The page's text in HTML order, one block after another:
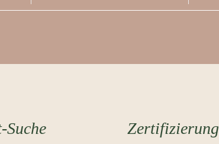
Zertifizierung